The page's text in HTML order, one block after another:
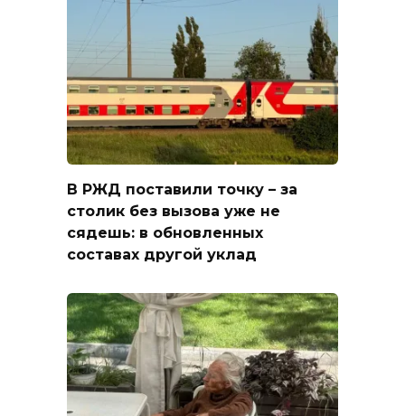
В РЖД поставили точку – за
столик без вызова уже не
сядешь: в обновленных
составах другой уклад